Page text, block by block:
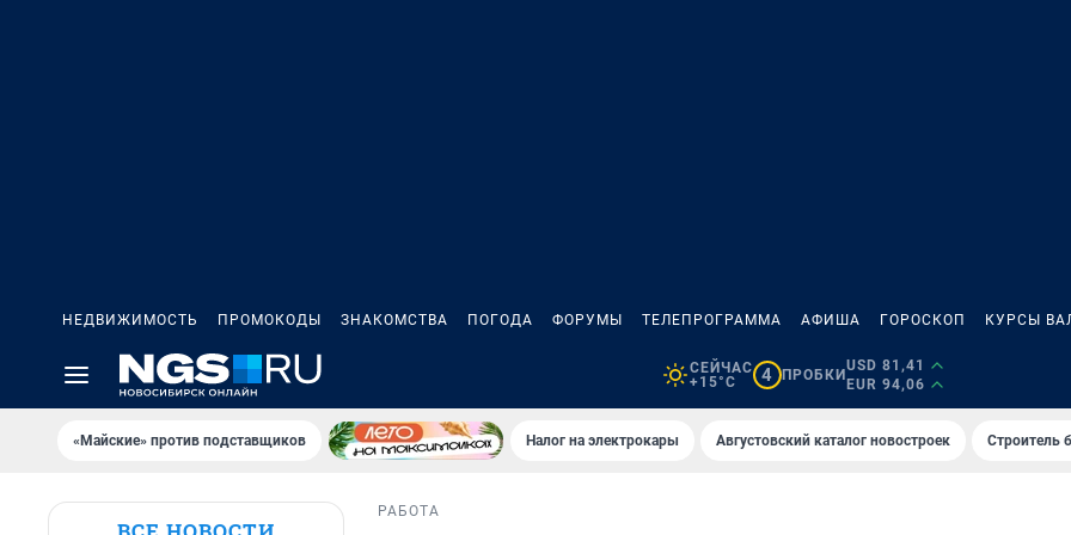
НЕДВИЖИМОСТЬ ПРОМОКОДЫ ЗНАКОМСТВА ПОГОДА ФОРУМЫ ТЕЛЕПРОГРАММА АФИША ГОРОСКОП КУРСЫ
СЕЙЧАС
+15°C
4 ПРОБКИ
USD 81,41
EUR 94,06
«Майские» против подставщиков Налог на электрокары Августовский каталог новостроек Строитель
РАБОТА